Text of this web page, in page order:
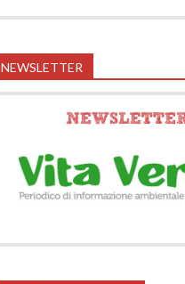
NEWSLETTER